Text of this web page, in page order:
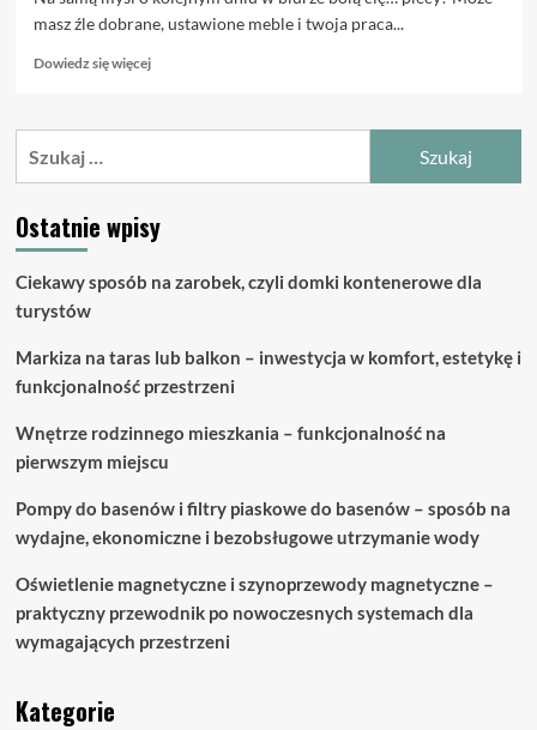
masz źle dobrane, ustawione meble i twoja praca...
Dowiedz się więcejDowiedz
o
w
biurze
Ostatnie wpisy
Ciekawy sposób na zarobek, czyli domki kontenerowe dla
turystów
Markiza na taras lub balkon – inwestycja w komfort, estetykę i
funkcjonalność przestrzeni
Wnętrze rodzinnego mieszkania – funkcjonalność na
pierwszym miejscu
Pompy do basenów i filtry piaskowe do basenów – sposób na
wydajne, ekonomiczne i bezobsługowe utrzymanie wody
Oświetlenie magnetyczne i szynoprzewody magnetyczne –
praktyczny przewodnik po nowoczesnych systemach dla
wymagających przestrzeni
Kategorie